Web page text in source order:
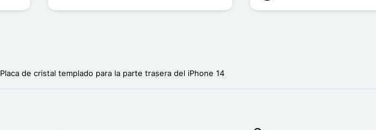
Placa de cristal templado para la parte trasera del iPhone 14